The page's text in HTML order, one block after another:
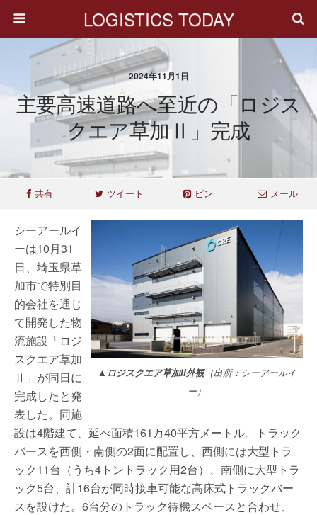
LOGISTICS TODAY
2024年11月1日
主要高速道路へ至近の「ロジス
クエア草加Ⅱ」完成
共有 ツイート ピン メール
▲ロジスクエア草加II外観（出所：シーアールイ
ー）
シーアールイ
ーは10月31
日、埼玉県草
加市で特別目
的会社を通じ
て開発した物
流施設「ロジ
スクエア草加
Ⅱ」が同日に
完成したと発
表した。同施
設は4階建て、延べ面積161万40平方メートル。トラック
バースを西側・南側の2面に配置し、西側には大型トラ
ック11台（うち4トントラック用2台）、南側に大型トラ
ック5台、計16台が同時接車可能な高床式トラックバー
スを設けた。6台分のトラック待機スペースと合わせ、